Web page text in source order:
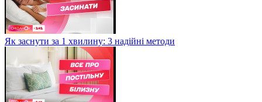
Як заснути за 1 хвилину: 3 надійні методи